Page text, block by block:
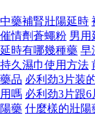
中藥補腎壯陽延時
催情劑蒼蠅粉 男用
延時有哪幾種藥 早
持久濕巾使用方法
藥品 必利劲3片装
用嗎 必利劲3片跟6
陽藥 什麼樣的壯陽